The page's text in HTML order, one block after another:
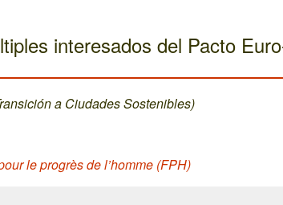
interesados del Pacto
a Ciudades Sostenibles)
le progrès de l’homme (FPH)